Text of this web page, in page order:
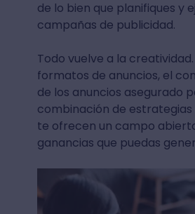
de lo bien que planifiques y
campañas de publicidad.
Todo vuelve a la
formatos de anuncios, el
de los anuncios asegurado
combinación de estrategias
te ofrecen un campo
ganancias que puedas